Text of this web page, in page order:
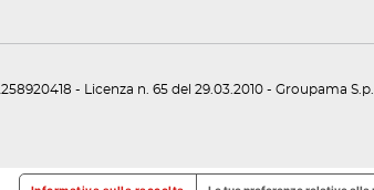
- Licenza n. 65 del 29.03.2010 - Groupama